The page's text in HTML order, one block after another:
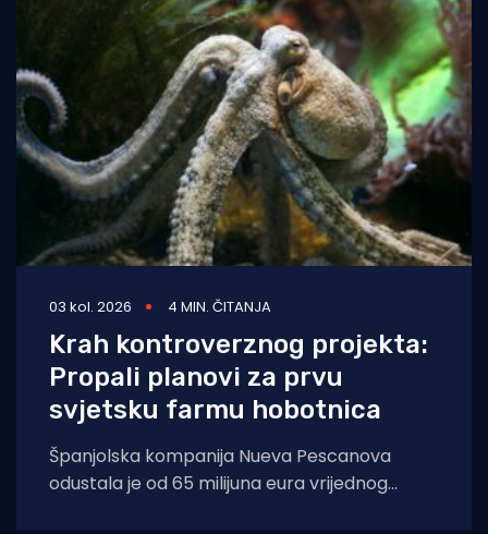
03 kol. 2026 4 MIN. ČITANJA
Krah kontroverznog projekta:
Propali planovi za prvu
svjetsku farmu hobotnica
Španjolska kompanija Nueva Pescanova
odustala je od 65 milijuna eura vrijednog